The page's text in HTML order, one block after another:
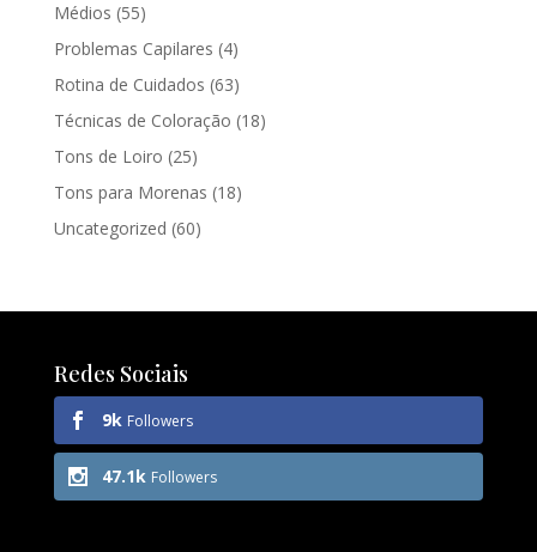
Médios (55)
Problemas Capilares (4)
Rotina de Cuidados (63)
Técnicas de Coloração (18)
Tons de Loiro (25)
Tons para Morenas (18)
Uncategorized (60)
Redes Sociais
9k Followers
47.1k Followers